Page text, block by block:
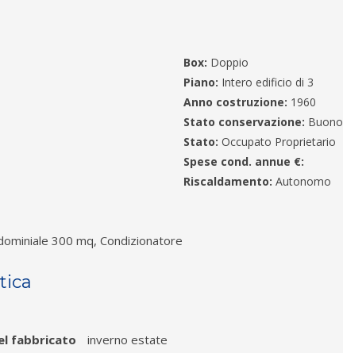
Box: Doppio
Piano: Intero edificio di 3
Anno costruzione: 1960
Stato conservazione: Buono
Stato: Occupato Proprietario
Spese cond. annue €:
Riscaldamento: Autonomo
300 mq, Condizionatore
fabbricato
inverno estate